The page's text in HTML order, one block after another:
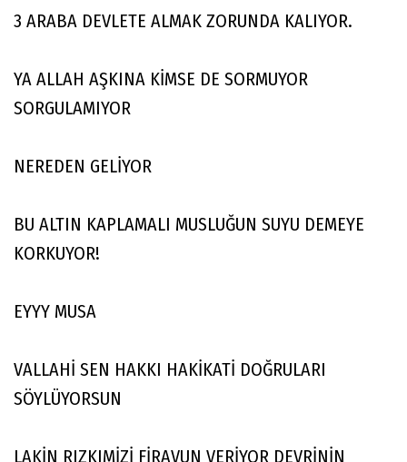
3 ARABA DEVLETE ALMAK ZORUNDA KALIYOR.
YA ALLAH AŞKINA KİMSE DE SORMUYOR
SORGULAMIYOR
NEREDEN GELİYOR
BU ALTIN KAPLAMALI MUSLUĞUN SUYU DEMEYE
KORKUYOR!
EYYY MUSA
VALLAHİ SEN HAKKI HAKİKATİ DOĞRULARI
SÖYLÜYORSUN
LAKİN RIZKIMİZİ FİRAVUN VERİYOR DEVRİNİN